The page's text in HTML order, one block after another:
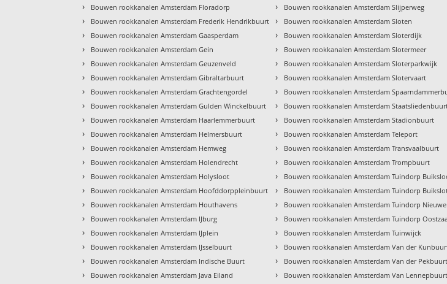
› Bouwen rookkanalen Amsterdam Floradorp
› Bouwen rookkanalen Amsterdam Frederik Hendrikbuurt
› Bouwen rookkanalen Amsterdam Gaasperdam
› Bouwen rookkanalen Amsterdam Gein
› Bouwen rookkanalen Amsterdam Geuzenveld
› Bouwen rookkanalen Amsterdam Gibraltarbuurt
› Bouwen rookkanalen Amsterdam Grachtengordel
› Bouwen rookkanalen Amsterdam Gulden Winckelbuurt
› Bouwen rookkanalen Amsterdam Haarlemmerbuurt
› Bouwen rookkanalen Amsterdam Helmersbuurt
› Bouwen rookkanalen Amsterdam Hemweg
› Bouwen rookkanalen Amsterdam Holendrecht
› Bouwen rookkanalen Amsterdam Holysloot
› Bouwen rookkanalen Amsterdam Hoofddorppleinbuurt
› Bouwen rookkanalen Amsterdam Houthavens
› Bouwen rookkanalen Amsterdam IJburg
› Bouwen rookkanalen Amsterdam IJplein
› Bouwen rookkanalen Amsterdam IJsselbuurt
› Bouwen rookkanalen Amsterdam Indische Buurt
› Bouwen rookkanalen Amsterdam Java Eiland
› Bouwen rookkanalen Amsterdam Slijperweg
› Bouwen rookkanalen Amsterdam Sloten
› Bouwen rookkanalen Amsterdam Sloterdijk
› Bouwen rookkanalen Amsterdam Slotermeer
› Bouwen rookkanalen Amsterdam Sloterparkwijk
› Bouwen rookkanalen Amsterdam Slotervaart
› Bouwen rookkanalen Amsterdam
› Bouwen rookkanalen Amsterdam
› Bouwen rookkanalen Amsterdam Stadionbuurt
› Bouwen rookkanalen Amsterdam Teleport
› Bouwen rookkanalen Amsterdam Transvaalbuurt
› Bouwen rookkanalen Amsterdam Trompbuurt
› Bouwen rookkanalen Amsterdam Tuindorp
› Bouwen rookkanalen Amsterdam Tuindorp
› Bouwen rookkanalen Amsterdam Tuindorp
› Bouwen rookkanalen Amsterdam Tuindorp
› Bouwen rookkanalen Amsterdam Tuinwijck
› Bouwen rookkanalen Amsterdam Van der
› Bouwen rookkanalen Amsterdam Van der Pekbuurt
› Bouwen rookkanalen Amsterdam Van Lennepbuurt